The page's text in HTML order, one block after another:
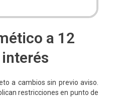
a 12
a cambios sin previo aviso.
restricciones en punto de